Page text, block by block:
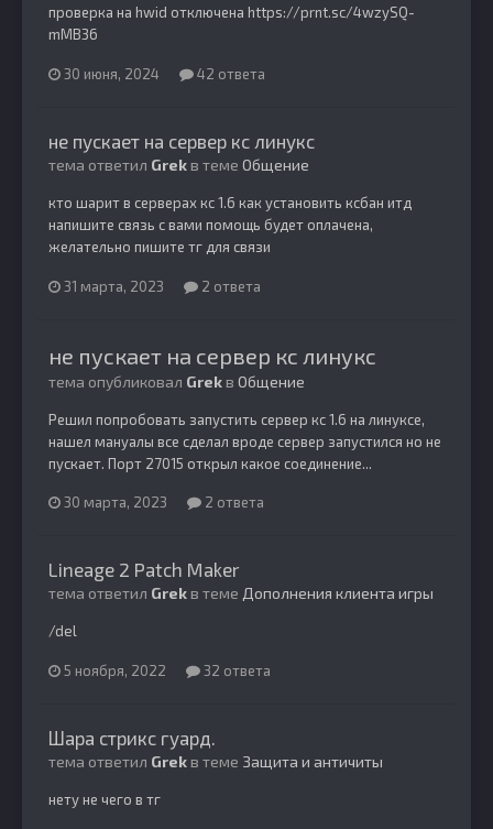
проверка на hwid отключена https://prnt.sc/4wzySQ-
mMB36
30 июня, 2024 42 ответа
не пускает на сервер кс линукс
тема ответил Grekв теме Общение
кто шарит в серверах кс 1.6 как установить ксбан итд
напишите связь с вами помощь будет оплачена,
желательно пишите тг для связи
31 марта, 2023 2 ответа
не пускает на сервер кс линукс
тема опубликовал Grekв Общение
Решил попробовать запустить сервер кс 1.6 на линуксе,
нашел мануалы все сделал вроде сервер запустился но не
пускает. Порт 27015 открыл какое соединение...
30 марта, 2023 2 ответа
Lineage 2 Patch Maker
тема ответил Grekв теме Дополнения клиента игры
/del
5 ноября, 2022 32 ответа
Шара стрикс гуард.
тема ответил Grekв теме Защита и античиты
нету не чего в тг